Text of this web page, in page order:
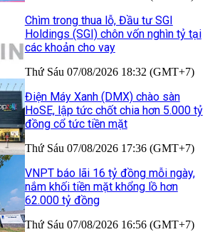
Chìm trong thua lỗ, Đầu tư SGI
Holdings (SGI) chôn vốn nghìn tỷ tại
các khoản cho vay
Thứ Sáu 07/08/2026 18:32 (GMT+7)
Điện Máy Xanh (DMX) chào sàn
HoSE, lập tức chốt chia hơn 5.000 tỷ
đồng cổ tức tiền mặt
Thứ Sáu 07/08/2026 17:36 (GMT+7)
VNPT báo lãi 16 tỷ đồng mỗi ngày,
nắm khối tiền mặt khổng lồ hơn
62.000 tỷ đồng
Thứ Sáu 07/08/2026 16:56 (GMT+7)